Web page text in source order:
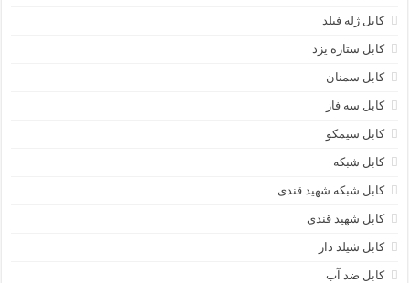
کابل ژله فیلد
کابل ستاره یزد
کابل سمنان
کابل سه فاز
کابل سیمکو
کابل شبکه
کابل شبکه شهید قندی
کابل شهید قندی
کابل شیلد دار
کابل ضد آب